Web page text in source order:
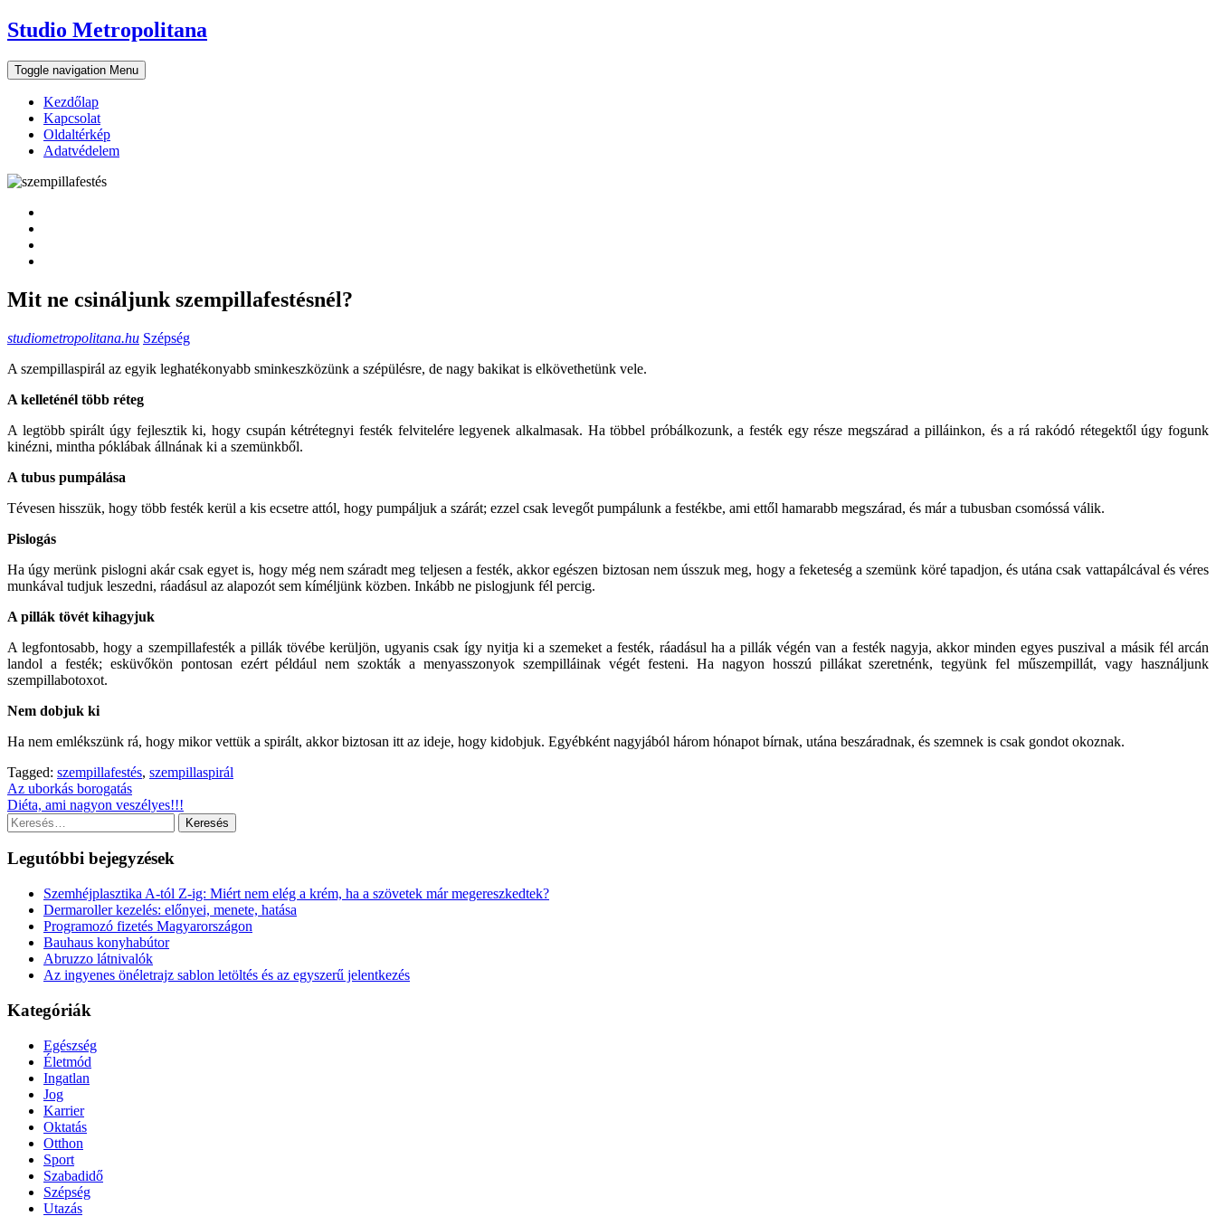
Skip
to
content
Studio Metropolitana
Toggle navigation Menu
Kezdőlap
Kapcsolat
Oldaltérkép
Adatvédelem
Mit ne csináljunk szempillafestésnél?
studiometropolitana.hu Szépség
A szempillaspirál az egyik leghatékonyabb sminkeszközünk a szépülésre, de nagy bakikat is elkövethetünk vele.
A kelleténél több réteg
A legtöbb spirált úgy fejlesztik ki, hogy csupán kétrétegnyi festék felvitelére legyenek alkalmasak. Ha többel próbálkozunk, a festék egy része megszárad a pilláinkon, és a rá rakódó rétegektől úgy fogunk
kinézni, mintha póklábak állnának ki a szemünkből.
A tubus pumpálása
Tévesen hisszük, hogy több festék kerül a kis ecsetre attól, hogy pumpáljuk a szárát; ezzel csak levegőt pumpálunk a festékbe, ami ettől hamarabb megszárad, és már a tubusban csomóssá válik.
Pislogás
Ha úgy merünk pislogni akár csak egyet is, hogy még nem száradt meg teljesen a festék, akkor egészen biztosan nem ússzuk meg, hogy a feketeség a szemünk köré tapadjon, és utána csak vattapálcával és véres
munkával tudjuk leszedni, ráadásul az alapozót sem kíméljünk közben. Inkább ne pislogjunk fél percig.
A pillák tövét kihagyjuk
A legfontosabb, hogy a szempillafesték a pillák tövébe kerüljön, ugyanis csak így nyitja ki a szemeket a festék, ráadásul ha a pillák végén van a festék nagyja, akkor minden egyes puszival a másik fél arcán
landol a festék; esküvőkön pontosan ezért például nem szokták a menyasszonyok szempilláinak végét festeni. Ha nagyon hosszú pillákat szeretnénk, tegyünk fel műszempillát, vagy használjunk
szempillabotoxot.
Nem dobjuk ki
Ha nem emlékszünk rá, hogy mikor vettük a spirált, akkor biztosan itt az ideje, hogy kidobjuk. Egyébként nagyjából három hónapot bírnak, utána beszáradnak, és szemnek is csak gondot okoznak.
Tagged: szempillafestés, szempillaspirál
Bejegyzés
navigáció
Az uborkás borogatás
Diéta, ami nagyon veszélyes!!!
Keresés:
Legutóbbi bejegyzések
Szemhéjplasztika A-tól Z-ig: Miért nem elég a krém, ha a szövetek már megereszkedtek?
Dermaroller kezelés: előnyei, menete, hatása
Programozó fizetés Magyarországon
Bauhaus konyhabútor
Abruzzo látnivalók
Az ingyenes önéletrajz sablon letöltés és az egyszerű jelentkezés
Kategóriák
Egészség
Életmód
Ingatlan
Jog
Karrier
Oktatás
Otthon
Sport
Szabadidő
Szépség
Utazás